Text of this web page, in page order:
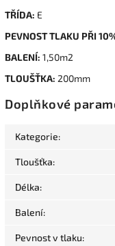
TŘÍDA: E
PEVNOST TLAKU PŘI
BALENÍ: 1,50m2
TLOUŠŤKA: 200mm
Doplňkové
Kategorie:
Tloušťka:
Délka:
Balení:
Pevnost v tlaku: